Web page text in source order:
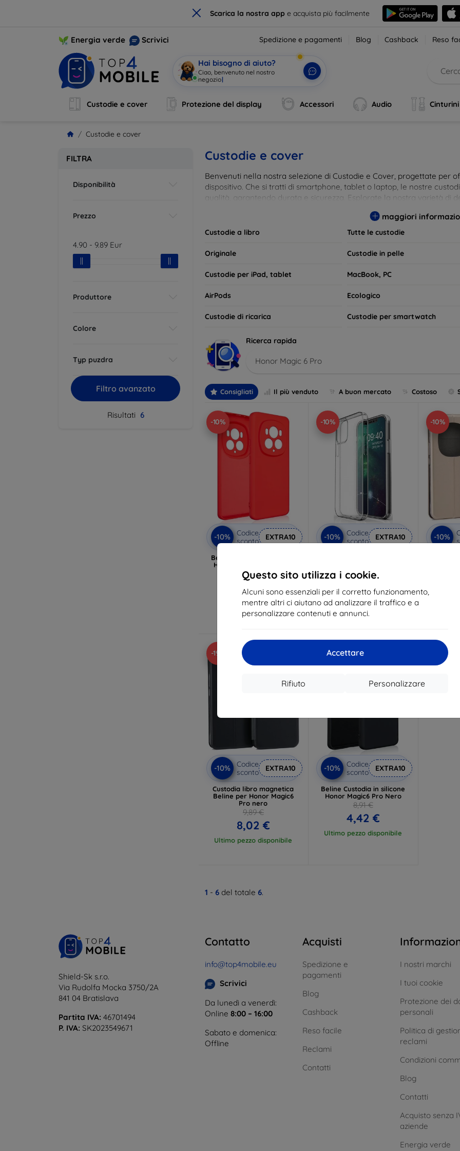
× Scarica la nostra appe acquista più facilmente
Questo sito utilizza i cookie.
Alcuni sono essenziali per il corretto funzionamento,
mentre altri ci aiutano ad analizzare il traffico e a
personalizzare contenuti e annunci.
Accettare
Personalizzare
Rifiuto
Energia verde Scrivici Spedizione e pagamenti Blog Cashback Reso
Hai bisogno di aiuto?
Ciao, benvenuto nel nostro
nego|
Custodie e cover Protezione del display Accessori Audio Cinturini
Custodie e cover
FILTRA
Disponibilità
Prezzo
4.90 - 9.89 Eur
Produttore
Colore
Typ puzdra
Filtro avanzato
Risultati 6
Custodie e cover
Benvenuti nella nostra selezione di Custodie e Cover, progettate per
dispositivo. Che si tratti di smartphone, tablet o laptop, le nostre
qualità, garantendo durata e sicurezza. Esplorate la nostra varietà di
maggiori
Custodie a libro Tutte le custodie
Originale Custodie in pelle
Custodie per iPad, tablet MacBook, PC
AirPods Ecologico
Custodie di ricarica Custodie per smartwatch
Ricerca rapida
Honor Magic 6 Pro
Consigliati Il più venduto A buon mercato Costoso
-10%
-10%
Codice
sconto
EXTRA10
Beline Custodia in silicone
Honor Magic6 Pro Rosso
9,89 €
8,91 €
In magazzino > 5 pz
-10%
-10%
Codice
sconto
EXTRA10
9,89 €
8,91 €
In magazzino > 5 pz
-10%
-10%
Beline
In
-19%
-10%
Codice
sconto
EXTRA10
Custodia libro magnetica
Beline per Honor Magic6
Pro nero
9,89 €
8,02 €
Ultimo pezzo disponibile
-50%
-10%
Codice
sconto
EXTRA10
Beline Custodia in silicone
Honor Magic6 Pro Nero
8,91 €
4,42 €
Ultimo pezzo disponibile
1 - 6 del totale 6.
Shield-Sk s.r.o.
Via Rudolfa Mocka 3750/2A
841 04 Bratislava
Partita IVA: 46701494
P. IVA: SK2023549671
Contatto
info@top4mobile.eu
Scrivici
Da lunedì a venerdì:
Online 8:00 – 16:00
Sabato e domenica:
Offline
Acquisti
Spedizione e
pagamenti
Blog
Cashback
Reso facile
Reclami
Contatti
I nostri marchi
I tuoi cookie
Protezione dei
personali
Politica di
reclami
Condizioni
Blog
Contatti
Acquisto senza
aziende
Energia verde